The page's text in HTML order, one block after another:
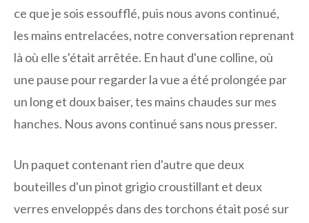
ce que je sois essoufflé, puis nous avons continué,
les mains entrelacées, notre conversation reprenant
là où elle s'était arrêtée. En haut d'une colline, où
une pause pour regarder la vue a été prolongée par
un long et doux baiser, tes mains chaudes sur mes
hanches. Nous avons continué sans nous presser.
Un paquet contenant rien d'autre que deux
bouteilles d'un pinot grigio croustillant et deux
verres enveloppés dans des torchons était posé sur